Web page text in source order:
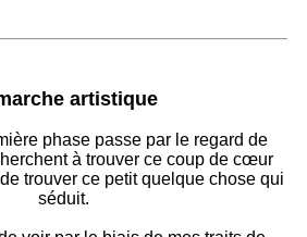
artistique
phase passe par le regard de
à trouver ce coup de cœur
trouver ce petit quelque chose qui
séduit.